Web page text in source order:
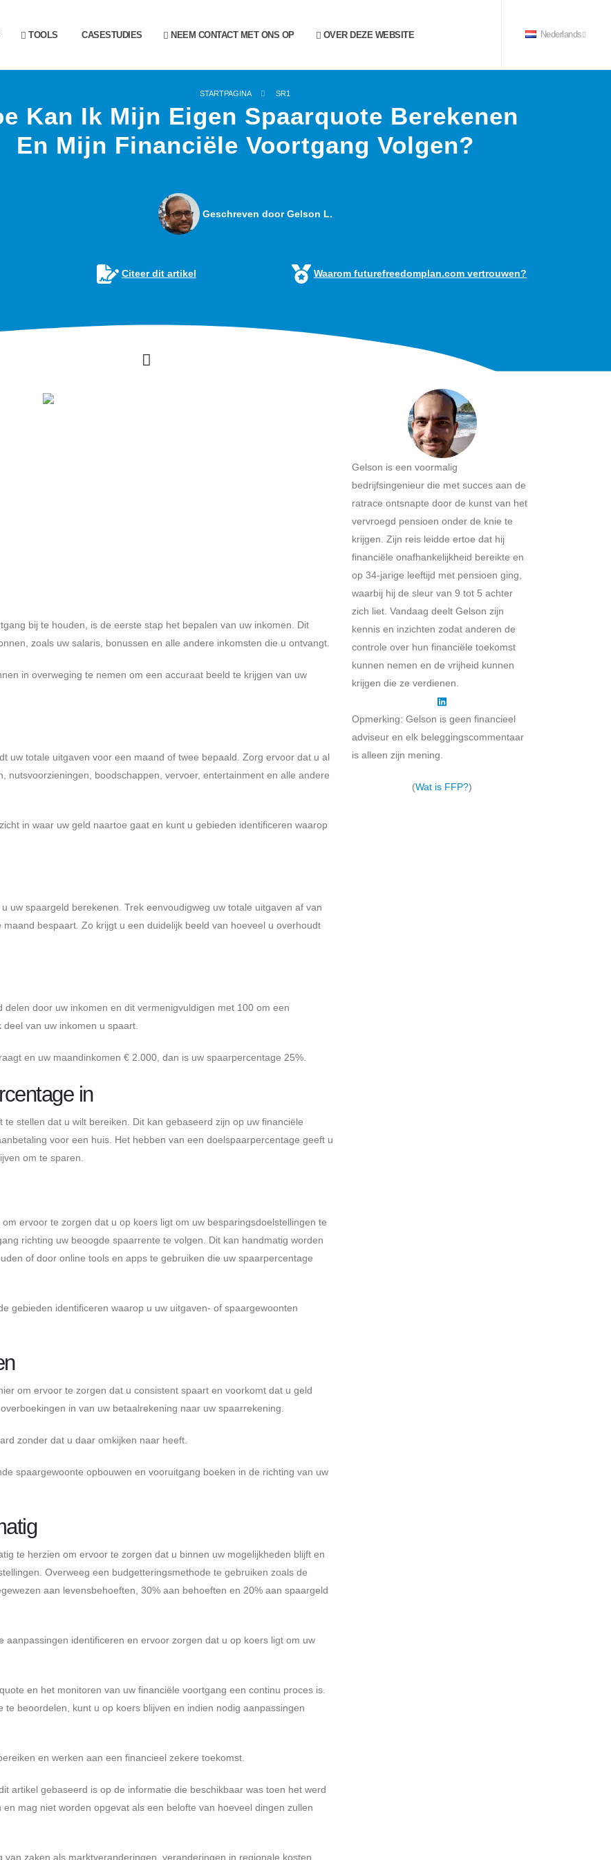
TOOLS CASESTUDIES NEEM CONTACT MET ONS OP OVER DEZE WEBSITE Nederlands
STARTPAGINA SR1
Kan Ik Mijn Eigen Spaarquote Berekenen
En Mijn Financiële Voortgang Volgen?
Geschreven door Gelson L.
Citeer dit artikel Waarom futurefreedomplan.com vertrouwen?
bij te houden, is de eerste stap het bepalen van uw inkomen. Dit
zoals uw salaris, bonussen en alle andere inkomsten die u ontvangt.
in overweging te nemen om een ​​accuraat beeld te krijgen van uw
uw totale uitgaven voor een maand of twee bepaald. Zorg ervoor dat u al
nutsvoorzieningen, boodschappen, vervoer, entertainment en alle andere
in waar uw geld naartoe gaat en kunt u gebieden identificeren waarop
uw spaargeld berekenen. Trek eenvoudigweg uw totale uitgaven af ​​van
bespaart. Zo krijgt u een duidelijk beeld van hoeveel u overhoudt
door uw inkomen en dit vermenigvuldigen met 100 om een
van uw inkomen u spaart.
​​en uw maandinkomen € 2.000, dan is uw spaarpercentage 25%.
in
stellen dat u wilt bereiken. Dit kan gebaseerd zijn op uw financiële
voor een huis. Het hebben van een doelspaarpercentage geeft u
om te sparen.
ervoor te zorgen dat u op koers ligt om uw besparingsdoelstellingen te
richting uw beoogde spaarrente te volgen. Dit kan handmatig worden
of door online tools en apps te gebruiken die uw spaarpercentage
gebieden identificeren waarop u uw uitgaven- of spaargewoonten
om ervoor te zorgen dat u consistent spaart en voorkomt dat u geld
in van uw betaalrekening naar uw spaarrekening.
zonder dat u daar omkijken naar heeft.
spaargewoonte opbouwen en vooruitgang boeken in de richting van uw
te herzien om ervoor te zorgen dat u binnen uw mogelijkheden blijft en
Overweeg een budgetteringsmethode te gebruiken zoals de
aan levensbehoeften, 30% aan behoeften en 20% aan spaargeld
identificeren en ervoor zorgen dat u op koers ligt om uw
en het monitoren van uw financiële voortgang een continu proces is.
beoordelen, kunt u op koers blijven en indien nodig aanpassingen
en werken aan een financieel zekere toekomst.
artikel gebaseerd is op de informatie die beschikbaar was toen het werd
mag niet worden opgevat als een belofte van hoeveel dingen zullen
zaken als marktveranderingen, veranderingen in regionale kosten,
Gelson is een voormalig
bedrijfsingenieur die met succes aan de
ratrace ontsnapte door de kunst van het
vervroegd pensioen onder de knie te
krijgen. Zijn reis leidde ertoe dat hij
financiële onafhankelijkheid bereikte en
op 34-jarige leeftijd met pensioen ging,
waarbij hij de sleur van 9 tot 5 achter
zich liet. Vandaag deelt Gelson zijn
kennis en inzichten zodat anderen de
controle over hun financiële toekomst
kunnen nemen en de vrijheid kunnen
krijgen die ze verdienen.
Opmerking: Gelson is geen financieel
adviseur en elk beleggingscommentaar
is alleen zijn mening.
(Wat is FFP?)